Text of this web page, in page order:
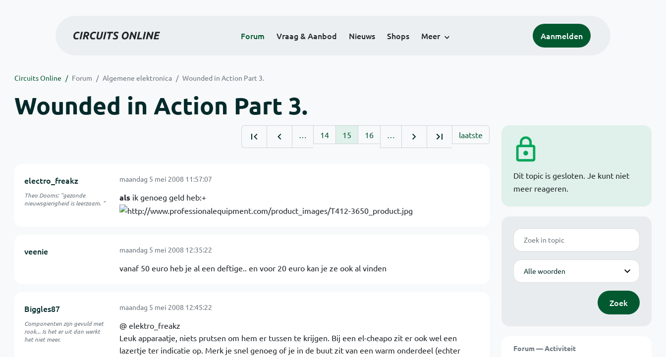
Forum Vraag & Aanbod Nieuws Shops Meer Aanmelden
Circuits Online Forum Algemene elektronica Wounded in Action Part 3.
Wounded in Action Part 3.
Dit topic is gesloten. Je kunt niet
meer reageren.
Zoek
Modus
Zoek
Forum — Activiteit
… 14 15 16 … laatste
electro_freakz
Theo Dooms: "gezonde
nieuwsgierigheid is leerzaam. "
maandag 5 mei 2008 11:57:07
als ik genoeg geld heb:+
veenie maandag 5 mei 2008 12:35:22
vanaf 50 euro heb je al een deftige.. en voor 20 euro kan je ze ook al vinden
Biggles87
Componenten zijn gevuld met
rook... Is het er uit dan werkt
het niet meer.
maandag 5 mei 2008 12:45:22
@ elektro_freakz
Leuk apparaatje, niets prutsen om hem er tussen te krijgen. Bij een el-cheapo zit er ook wel een
lazertje ter indicatie op. Merk je snel genoeg of je in de buut zit van een warm onderdeel (echter